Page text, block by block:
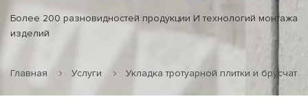
Германия
Более 200 разновидностей продукции И технологий монтажа
изделий
Главная Услуги Укладка тротуарной плитки и брусчатки